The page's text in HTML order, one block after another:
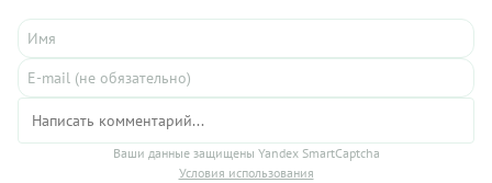
Ваши данные защищены Yandex SmartCaptcha
Условия использования